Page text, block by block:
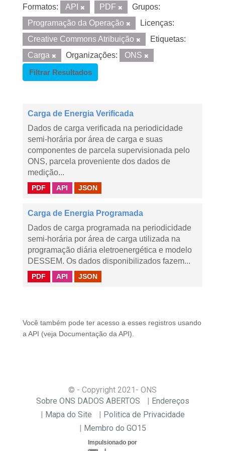
Formatos: API PDF
Grupos:
Programação da Operação
Licenças:
Creative Commons Atribuição
Etiquetas:
Carga
Organizações:
ONS
Filtrar Resultados
Carga de Energia Verificada
Dados de carga verificada na periodicidade
semi-horária por área de carga e suas
componentes de parcela supervisionada pelo
ONS, parcela proveniente dos dados de
medição...
PDF API JSON
Carga de Energia Programada
Dados de carga programada na periodicidade
semi-horária por área de carga utilizada na
programação diária eletroenergética e modelo
DESSEM. Os dados disponibilizados fazem...
PDF API JSON
Você também pode ter acesso a esses registros usando
a API (veja Documentação da API ).
© - Copyright 2021 - ONS
Sobre ONS DADOS ABERTOS
Endereços
Mapa do Site
Politica de Privacidade
Membro do GO15
Impulsionado por